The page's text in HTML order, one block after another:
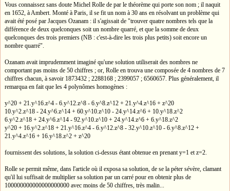
Vous connaissez sans doute Michel Rolle de par le théorème qui porte son nom ; il naquit
en 1652, à Ambert. Monté à Paris, il se fit un nom à 30 ans en résolvant un problème qui
avait été posé par Jacques Ozanam : il s'agissait de "trouver quatre nombres tels que la
différence de deux quelconques soit un nombre quarré, et que la somme de deux
quelconques des trois premiers (NB : c'est-à-dire les trois plus petits) soit encore un
nombre quarré".
Ozanam avait imprudemment imaginé qu'une solution utiliserait des nombres ne
comportant pas moins de 50 chiffres ; or, Rolle en trouva une composée de 4 nombres de 7
chiffres chacun, à savoir 1873432 ; 2288168 ; 2399057 ; 6560657. Plus généralement, il
remarqua en fait que les 4 polynômes homogènes :
y^20 + 21.y^16.z^4 - 6.y^12.z^8 - 6.y^8.z^12 + 21.y^4.z^16 + z^20
10.y^2.z^18 - 24.y^6.z^14 + 60.y^10.z^10 - 24.y^14.z^6 + 10.y^18.z^2
6.y^2.z^18 + 24.y^6.z^14 - 92.y^10.z^10 + 24.y^14.z^6 + 6.y^18.z^2
y^20 + 16.y^2.z^18 + 21.y^16.z^4 - 6.y^12.z^8 - 32.y^10.z^10 - 6.y^8.z^12 +
21.y^4.z^16 + 16.y^18.z^2 + z^20
fournissent des solutions, la solution ci-dessus étant obtenue en prenant y=1 et z=2.
Rolle se permit même, dans l'article où il exposa sa solution, de se la péter sévère, clamant
qu'il lui suffisait de multiplier sa solution par un carré pour en obtenir plus de
100000000000000000000 avec moins de 50 chiffres, très malin...